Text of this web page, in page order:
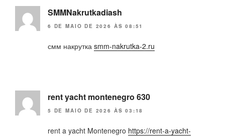
SMMNakrutkadiash
6 DE MAIO DE 2026 ÀS 08:51
смм накрутка smm-nakrutka-2.ru
rent yacht montenegro 630
5 DE MAIO DE 2026 ÀS 03:18
rent a yacht Montenegro https://rent-a-yacht-